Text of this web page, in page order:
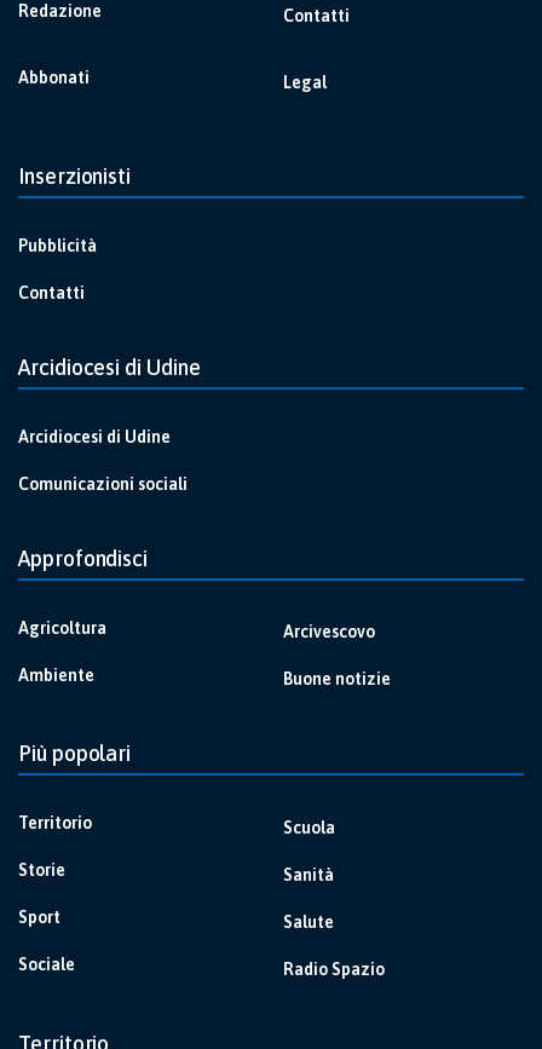
Redazione
Abbonati
Contatti
Legal
Inserzionisti
Pubblicità
Contatti
Arcidiocesi di Udine
Arcidiocesi di Udine
Comunicazioni sociali
Approfondisci
Agricoltura
Ambiente
Arcivescovo
Buone notizie
Più popolari
Territorio
Storie
Sport
Sociale
Scuola
Sanità
Salute
Radio Spazio
Territorio